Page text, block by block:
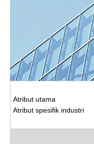
Atribut utama
Atribut spesifik industri